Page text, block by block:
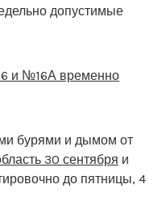
допустимые
и №16А временно
бурями и дымом от
30 сентября и
до пятницы, 4